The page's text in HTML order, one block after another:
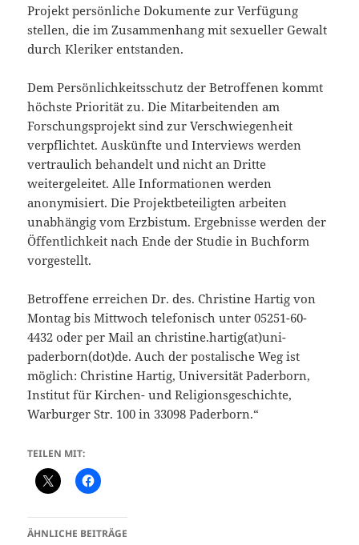
Projekt persönliche Dokumente zur Verfügung
stellen, die im Zusammenhang mit sexueller Gewalt
durch Kleriker entstanden.
Dem Persönlichkeitsschutz der Betroffenen kommt
höchste Priorität zu. Die Mitarbeitenden am
Forschungsprojekt sind zur Verschwiegenheit
verpflichtet. Auskünfte und Interviews werden
vertraulich behandelt und nicht an Dritte
weitergeleitet. Alle Informationen werden
anonymisiert. Die Projektbeteiligten arbeiten
unabhängig vom Erzbistum. Ergebnisse werden der
Öffentlichkeit nach Ende der Studie in Buchform
vorgestellt.
Betroffene erreichen Dr. des. Christine Hartig von
Montag bis Mittwoch telefonisch unter 05251-60-
4432 oder per Mail an christine.hartig(at)uni-
paderborn(dot)de. Auch der postalische Weg ist
möglich: Christine Hartig, Universität Paderborn,
Institut für Kirchen- und Religionsgeschichte,
Warburger Str. 100 in 33098 Paderborn.“
TEILEN MIT:
ÄHNLICHE BEITRÄGE